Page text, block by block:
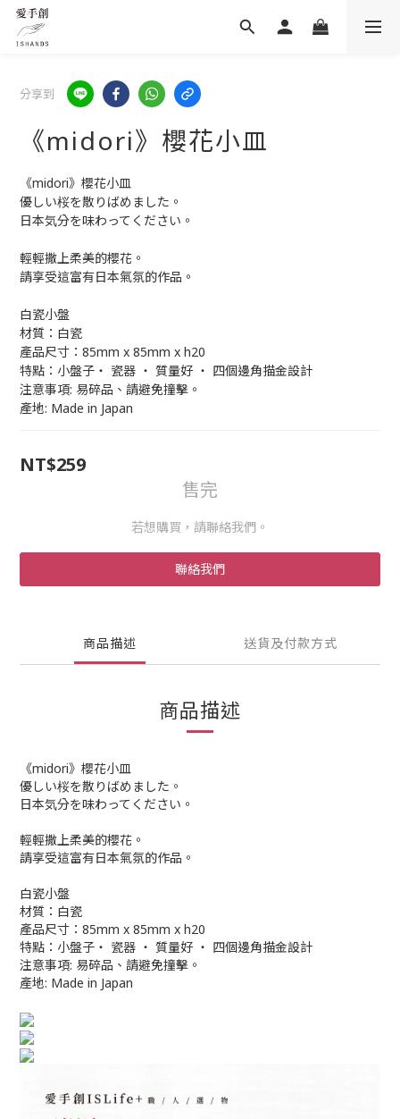
分享到
《midori》櫻花小皿
《midori》櫻花小皿
優しい桜を散りばめました。
日本気分を味わってください。
輕輕撒上柔美的櫻花。
請享受這富有日本氣氛的作品。
白瓷小盤
材質：白瓷
產品尺寸：85mm x 85mm x h20
特點：小盤子・ 瓷器 ・ 質量好 ・ 四個邊角描金設計
注意事項: 易碎品、請避免撞擊。
產地: Made in Japan
NT$259
售完
若想購買，請聯絡我們。
聯絡我們
商品描述 送貨及付款方式
商品描述
《midori》櫻花小皿
優しい桜を散りばめました。
日本気分を味わってください。
輕輕撒上柔美的櫻花。
請享受這富有日本氣氛的作品。
白瓷小盤
材質：白瓷
產品尺寸：85mm x 85mm x h20
特點：小盤子・ 瓷器 ・ 質量好 ・ 四個邊角描金設計
注意事項: 易碎品、請避免撞擊。
產地: Made in Japan